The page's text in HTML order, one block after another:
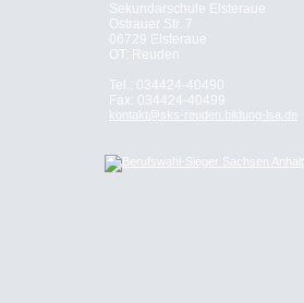
Sekundarschule Elsteraue
Ostrauer Str. 7
06729 Elsteraue
OT: Reuden
Tel.: 034424-40490
Fax: 034424-40499
kontakt@sks-reuden.bildung-lsa.de